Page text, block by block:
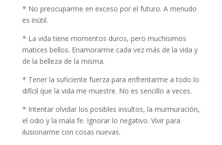
* No preocuparme en exceso por el futuro. A menudo
es inútil.
* La vida tiene momentos duros, pero muchisimos
matices bellos. Enamorarme cada vez más de la vida y
de la belleza de la misma.
* Tener la suficiente fuerza para enfrentarme a todo lo
difícil que la vida me muestre. No es sencillo a veces.
* Intentar olvidar los posibles insultos, la murmuración,
el odio y la mala fe. Ignorar lo negativo. Vivir para
ilusionarme con cosas nuevas.